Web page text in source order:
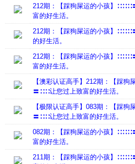
212期：【踩狗屎运的小孩】
富的好生活。
212期：【踩狗屎运的小孩】
的好生活。
212期：【踩狗屎运的小孩】
富的好生活。
【澳彩认证高手】212期：【踩
〓∷∷让您过上致富的好生活。
【极限认证高手】083期：【踩
〓∷∷让您过上致富的好生活。
082期：【踩狗屎运的小孩】
富的好生活。
211期：【踩狗屎运的小孩】